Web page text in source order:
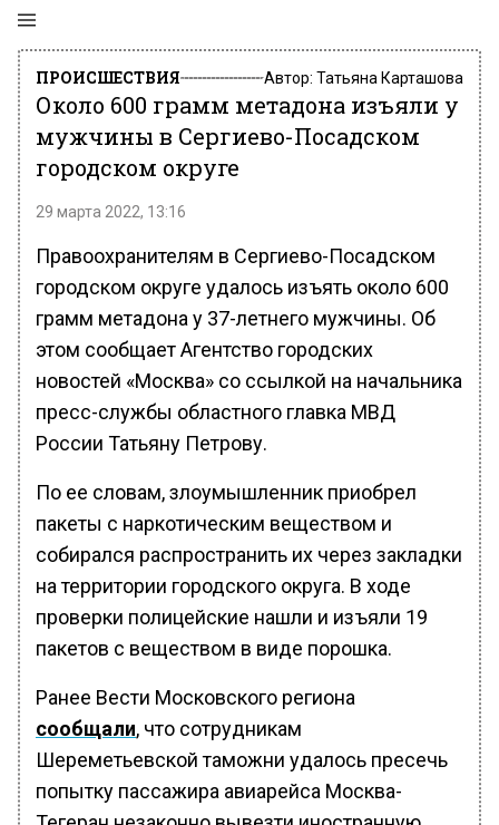
ПРОИСШЕСТВИЯ Автор: Татьяна Карташова
Около 600 грамм метадона изъяли у
мужчины в Сергиево-Посадском
городском округе
29 марта 2022, 13:16
Правоохранителям в Сергиево-Посадском
городском округе удалось изъять около 600
грамм метадона у 37-летнего мужчины. Об
этом сообщает Агентство городских
новостей «Москва» со ссылкой на начальника
пресс-службы областного главка МВД
России Татьяну Петрову.
По ее словам, злоумышленник приобрел
пакеты с наркотическим веществом и
собирался распространить их через закладки
на территории городского округа. В ходе
проверки полицейские нашли и изъяли 19
пакетов с веществом в виде порошка.
Ранее Вести Московского региона
сообщали, что сотрудникам
Шереметьевской таможни удалось пресечь
попытку пассажира авиарейса Москва-